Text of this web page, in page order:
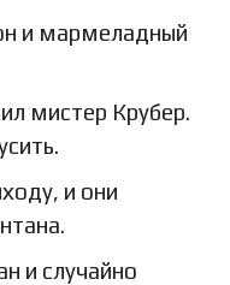
мистер Крубер.
и они
и случайно